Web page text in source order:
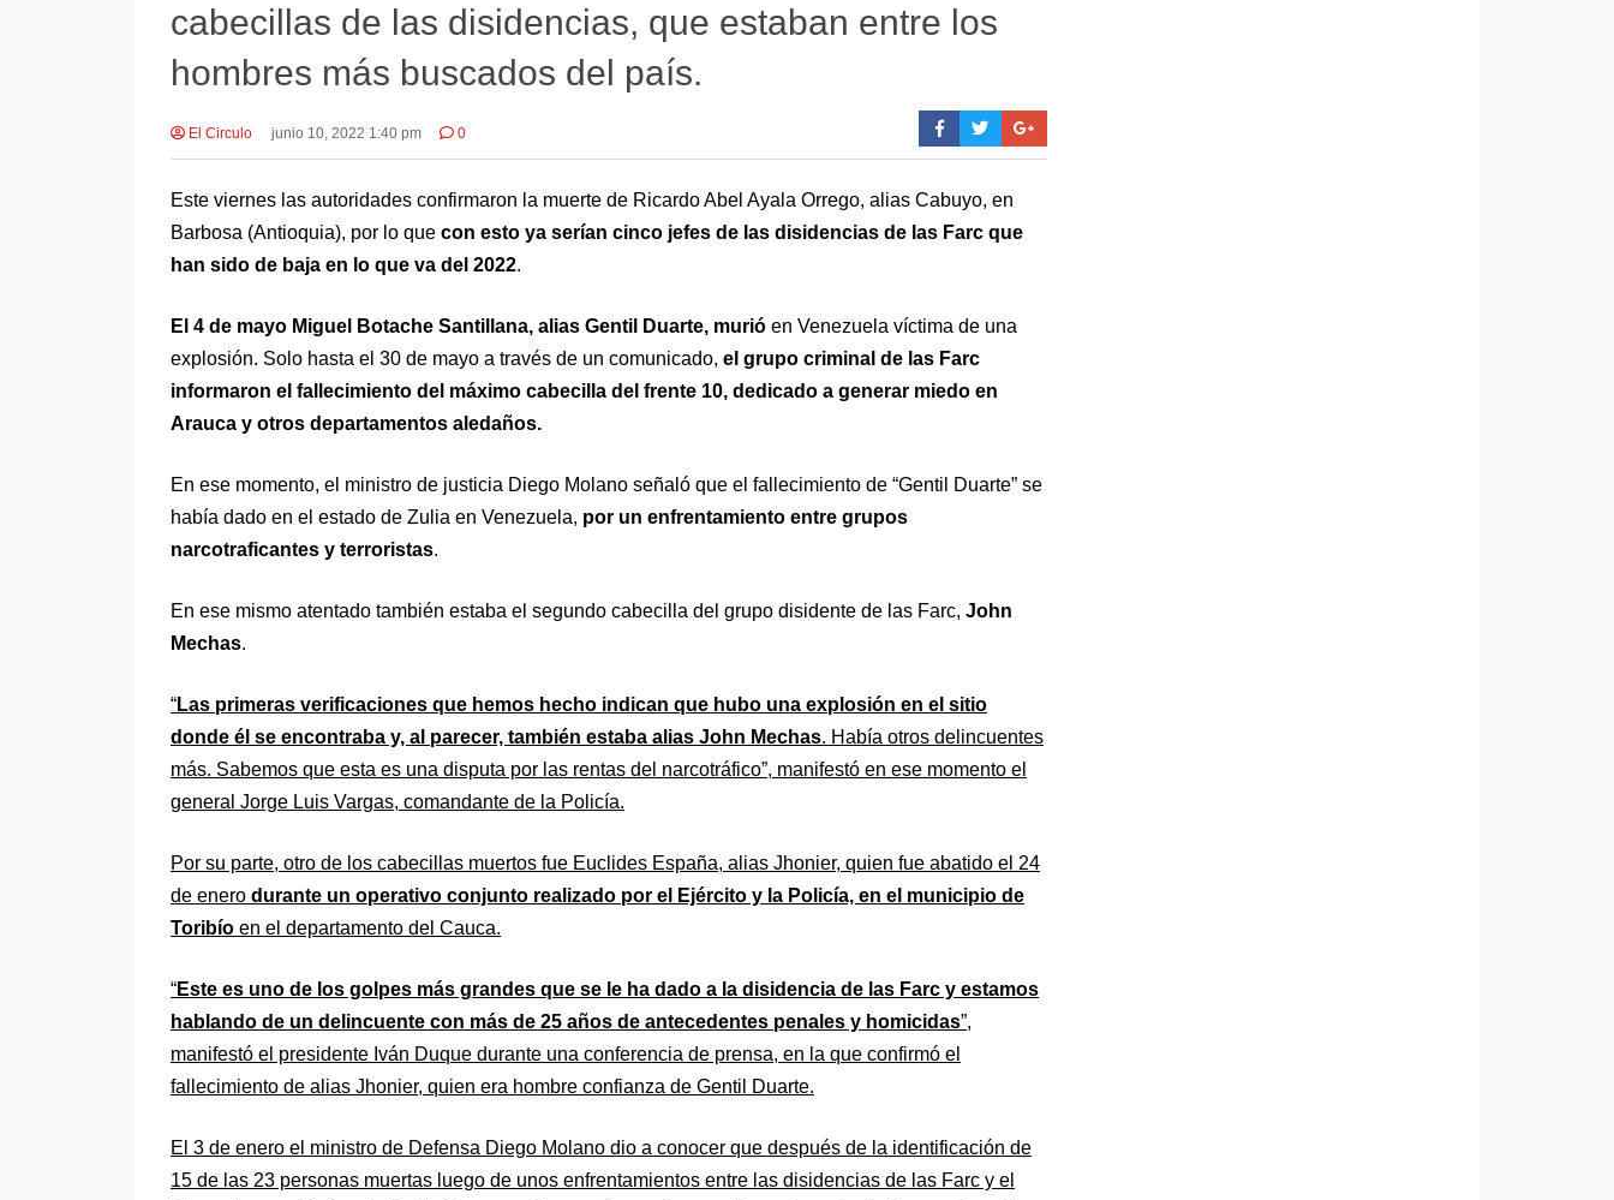
cabecillas de las disidencias, que estaban entre los
hombres más buscados del país.
El Circulo junio 10, 2022 1:40 pm 0
Este viernes las autoridades confirmaron la muerte de Ricardo Abel Ayala Orrego, alias Cabuyo, en
Barbosa (Antioquia), por lo que con esto ya serían cinco jefes de las disidencias de las Farc que
han sido de baja en lo que va del 2022.
El 4 de mayo Miguel Botache Santillana, alias Gentil Duarte, murió en Venezuela víctima de una
explosión. Solo hasta el 30 de mayo a través de un comunicado, el grupo criminal de las Farc
informaron el fallecimiento del máximo cabecilla del frente 10, dedicado a generar miedo en
Arauca y otros departamentos aledaños.
En ese momento, el ministro de justicia Diego Molano señaló que el fallecimiento de “Gentil Duarte” se
había dado en el estado de Zulia en Venezuela, por un enfrentamiento entre grupos
narcotraficantes y terroristas.
En ese mismo atentado también estaba el segundo cabecilla del grupo disidente de las Farc, John
Mechas.
“Las primeras verificaciones que hemos hecho indican que hubo una explosión en el sitio
donde él se encontraba y, al parecer, también estaba alias John Mechas. Había otros delincuentes
más. Sabemos que esta es una disputa por las rentas del narcotráfico”, manifestó en ese momento el
general Jorge Luis Vargas, comandante de la Policía.
Por su parte, otro de los cabecillas muertos fue Euclides España, alias Jhonier, quien fue abatido el 24
de enero durante un operativo conjunto realizado por el Ejército y la Policía, en el municipio de
Toribío en el departamento del Cauca.
“Este es uno de los golpes más grandes que se le ha dado a la disidencia de las Farc y estamos
hablando de un delincuente con más de 25 años de antecedentes penales y homicidas”,
manifestó el presidente Iván Duque durante una conferencia de prensa, en la que confirmó el
fallecimiento de alias Jhonier, quien era hombre confianza de Gentil Duarte.
El 3 de enero el ministro de Defensa Diego Molano dio a conocer que después de la identificación de
15 de las 23 personas muertas luego de unos enfrentamientos entre las disidencias de las Farc y el